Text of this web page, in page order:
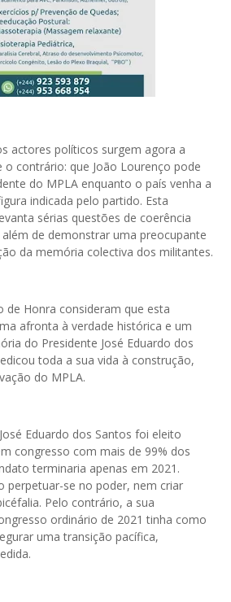
actores políticos surgem agora a
o contrário: que João Lourenço pode
do MPLA enquanto o país venha a
indicada pelo partido. Esta
sérias questões de coerência
de demonstrar uma preocupante
da memória colectiva dos militantes.
de Honra consideram que esta
afronta à verdade histórica e um
do Presidente José Eduardo dos
toda a sua vida à construção,
do MPLA.
Eduardo dos Santos foi eleito
congresso com mais de 99% dos
terminaria apenas em 2021.
perpetuar-se no poder, nem criar
Pelo contrário, a sua
ordinário de 2021 tinha como
uma transição pacífica,